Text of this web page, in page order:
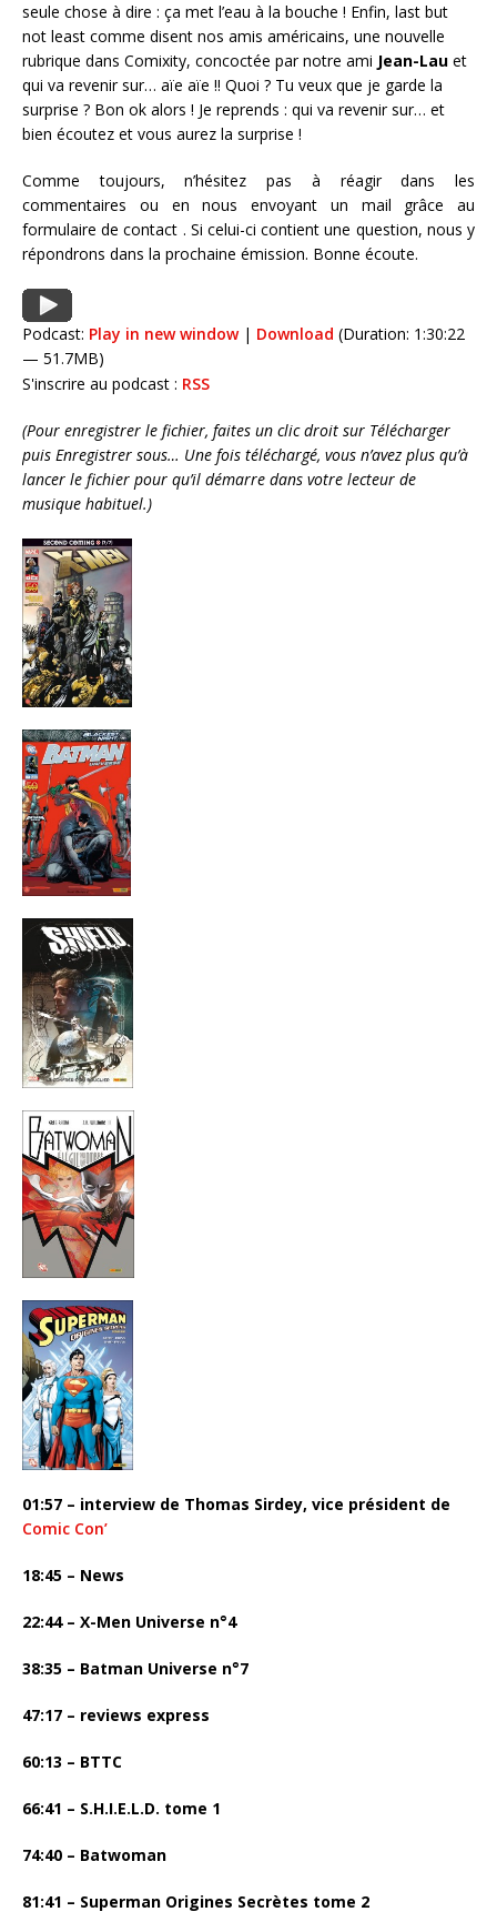
seule chose à dire : ça met l’eau à la bouche ! Enfin, last but
not least comme disent nos amis américains, une nouvelle
rubrique dans Comixity, concoctée par notre ami Jean-Lau et
qui va revenir sur… aïe aïe !! Quoi ? Tu veux que je garde la
surprise ? Bon ok alors ! Je reprends : qui va revenir sur… et
bien écoutez et vous aurez la surprise !
Comme toujours, n’hésitez pas à réagir dans les
commentaires ou en nous envoyant un mail grâce au
formulaire de contact . Si celui-ci contient une question, nous y
répondrons dans la prochaine émission. Bonne écoute.
Podcast: Play in new window| Download (Duration: 1:30:22
— 51.7MB)
S'inscrire au podcast : RSS
(Pour enregistrer le fichier, faites un clic droit sur Télécharger
puis Enregistrer sous… Une fois téléchargé, vous n’avez plus qu’à
lancer le fichier pour qu’il démarre dans votre lecteur de
musique habituel.)
01:57 – interview de Thomas Sirdey, vice président de
Comic Con’
18:45 – News
22:44 – X-Men Universe n°4
38:35 – Batman Universe n°7
47:17 – reviews express
60:13 – BTTC
66:41 – S.H.I.E.L.D. tome 1
74:40 – Batwoman
81:41 – Superman Origines Secrètes tome 2